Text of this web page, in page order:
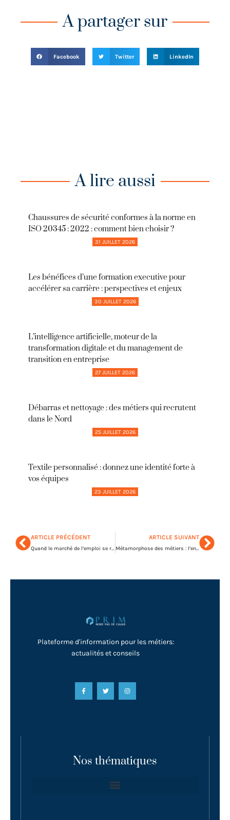
A partager sur
Facebook Twitter LinkedIn
A lire aussi
Chaussures de sécurité conformes à la norme en
ISO 20345 : 2022 : comment bien choisir ?
31 JUILLET 2026
Les bénéfices d’une formation executive pour
accélérer sa carrière : perspectives et enjeux
30 JUILLET 2026
L’intelligence artificielle, moteur de la
transformation digitale et du management de
transition en entreprise
27 JUILLET 2026
Débarras et nettoyage : des métiers qui recrutent
dans le Nord
25 JUILLET 2026
Textile personnalisé : donnez une identité forte à
vos équipes
23 JUILLET 2026
ARTICLE PRÉCÉDENT
Quand le marché de l’emploi se réinvente : les nouvelles tendances à connaître
ARTICLE SUIVANT
Métamorphose des métiers : l’entreprise de demain en marche !
Plateforme d'information pour les métiers:
actualités et conseils
Nos thématiques